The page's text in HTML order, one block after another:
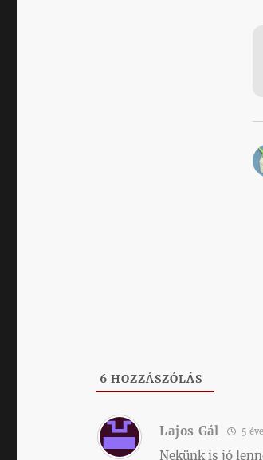
6 HOZZÁSZÓLÁS
Lajos Gál 5 éve
Nekünk is jó